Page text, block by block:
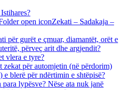
Zekati – Sadakaja –
për gurët e çmuar, diamantët, orët e
përveç arit dhe argjendit?
vlera e tyre?
zekat për automjetin (në përdorim)
e blerë për ndërtimin e shtëpisë?
lypësve? Nëse ata nuk janë